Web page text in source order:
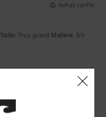
Achat vérifié
Taille: Trop grand Matière: 5/5